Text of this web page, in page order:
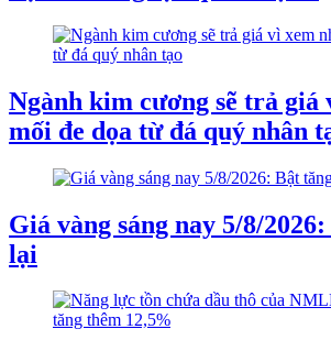
Ngành kim cương sẽ trả giá
mối đe dọa từ đá quý nhân
Giá vàng sáng nay 5/8/
lại